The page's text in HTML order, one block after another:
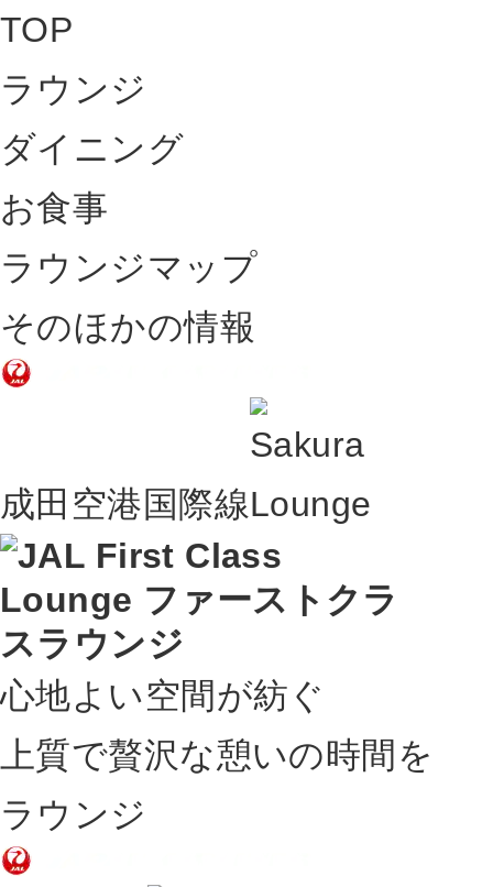
TOP
ラウンジ
ダイニング
お食事
ラウンジマップ
そのほかの情報
成田空港国際線
心地よい空間が紡ぐ
上質で贅沢な憩いの時間を
ラウンジ